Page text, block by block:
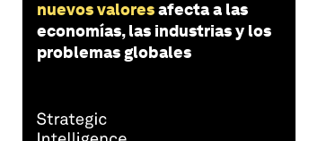
nuevos valoresafecta a las
economías, las industrias y los
problemas globales